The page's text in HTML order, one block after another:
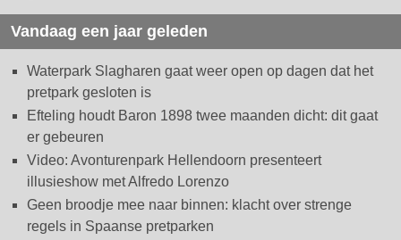
Vandaag een jaar geleden
Waterpark Slagharen gaat weer open op dagen dat het
pretpark gesloten is
Efteling houdt Baron 1898 twee maanden dicht: dit gaat
er gebeuren
Video: Avonturenpark Hellendoorn presenteert
illusieshow met Alfredo Lorenzo
Geen broodje mee naar binnen: klacht over strenge
regels in Spaanse pretparken